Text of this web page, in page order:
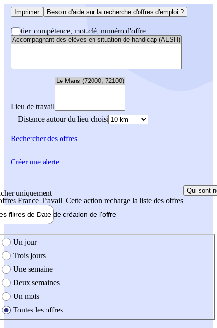
Imprimer Besoin d'aide sur la recherche d'offres d'emploi ?
Métier, compétence, mot-clé, numéro d'offre
Lieu de travail
Distance autour du lieu choisi
Rechercherdes offres
uniquement
France Travail Cette action recharge la liste des offres
Qui sont
filtres de Date de création de l'offre
création de l'offre
Un jour
Trois jours
Une semaine
Deux semaines
Un mois
Toutes les offres
Créer une alerte